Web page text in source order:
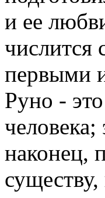
и ее
числится
первыми
Руно -
человека;
наконец,